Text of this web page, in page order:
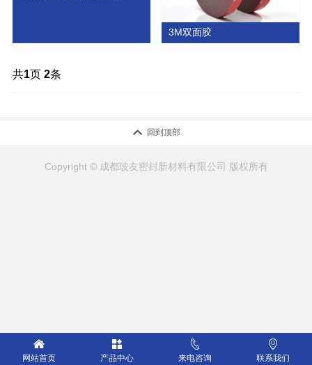
3M双面胶
共1页 2条
 回到顶部
Copyright © 成都玻友密封新材料有限公司 版权所有

网站首页

产品中心

来电咨询

联系我们